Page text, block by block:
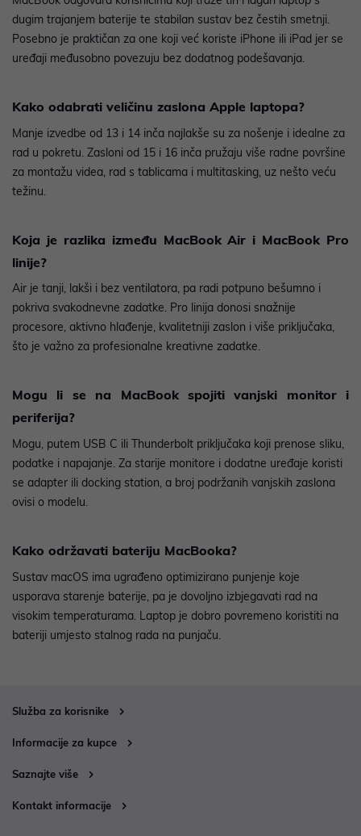
dugim trajanjem baterije te stabilan sustav bez čestih smetnji.
Posebno je praktičan za one koji već koriste iPhone ili iPad jer se
uređaji međusobno povezuju bez dodatnog podešavanja.
Kako odabrati veličinu zaslona Apple laptopa?
Manje izvedbe od 13 i 14 inča najlakše su za nošenje i idealne za
rad u pokretu. Zasloni od 15 i 16 inča pružaju više radne površine
za montažu videa, rad s tablicama i multitasking, uz nešto veću
težinu.
Koja je razlika između MacBook Air i MacBook Pro
linije?
Air je tanji, lakši i bez ventilatora, pa radi potpuno bešumno i
pokriva svakodnevne zadatke. Pro linija donosi snažnije
procesore, aktivno hlađenje, kvalitetniji zaslon i više priključaka,
što je važno za profesionalne kreativne zadatke.
Mogu li se na MacBook spojiti vanjski monitor i
periferija?
Mogu, putem USB C ili Thunderbolt priključaka koji prenose sliku,
podatke i napajanje. Za starije monitore i dodatne uređaje koristi
se adapter ili docking station, a broj podržanih vanjskih zaslona
ovisi o modelu.
Kako održavati bateriju MacBooka?
Sustav macOS ima ugrađeno optimizirano punjenje koje
usporava starenje baterije, pa je dovoljno izbjegavati rad na
visokim temperaturama. Laptop je dobro povremeno koristiti na
bateriji umjesto stalnog rada na punjaču.
Služba za korisnike
Informacije za kupce
Saznajte više
Kontakt informacije